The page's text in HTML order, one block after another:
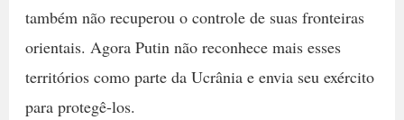
também não recuperou o controle de suas fronteiras
orientais. Agora Putin não reconhece mais esses
territórios como parte da Ucrânia e envia seu exército
para protegê-los.